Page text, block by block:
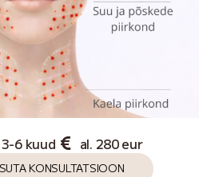
3-6 kuud al. 280 eur
KONSULTATSIOON